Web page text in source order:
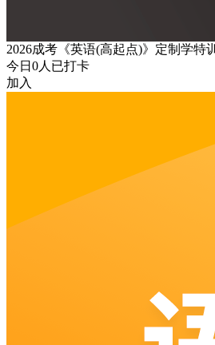
2026成考《英语(高起点)》定制学特
今日 0人已打卡
加入